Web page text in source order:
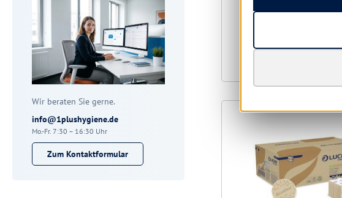
Wir beraten Sie gerne.
info@1plushygiene.de
Mo.-Fr. 7:30 – 16:30 Uhr
Zum Kontaktformular